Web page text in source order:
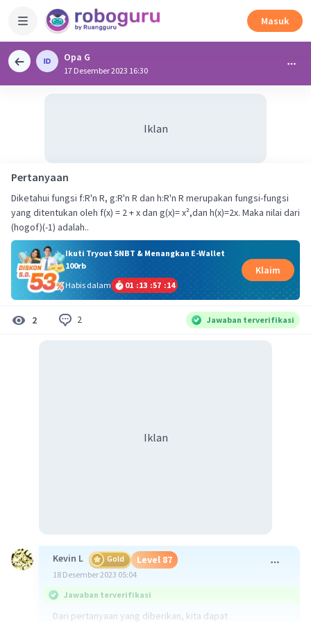
Masuk
Opa G
17 Desember 2023 16:30
Iklan
Pertanyaan
Diketahui fungsi f:R'n R, g:R'n R dan h:R'n R merupakan fungsi-fungsi
yang ditentukan oleh f(x) = 2 + x dan g(x)= x²,dan h(x)=2x. Maka nilai dari
Ikuti Tryout SNBT & Menangkan E-Wallet
100rb
Habis dalam
01 :13 :57 :14
Klaim
2 2 Jawaban terverifikasi
Iklan
Kevin L Gold Level 87
18 Desember 2023 05:04
Jawaban terverifikasi
Dari pertanyaan yang diberikan, kita dapat